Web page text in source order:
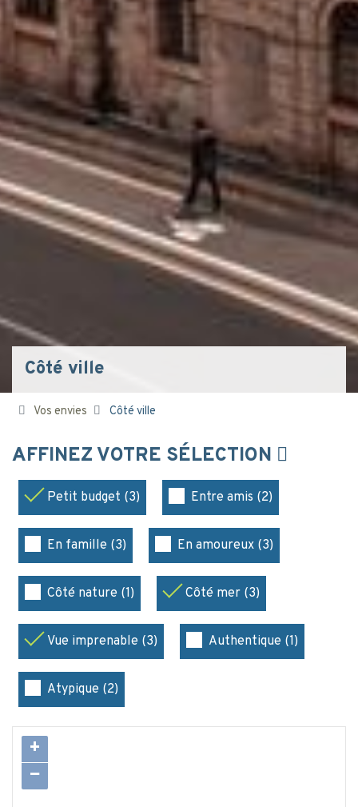
Côté ville
Vos envies Côté ville
AFFINEZ VOTRE SÉLECTION
Petit budget (3) Entre amis (2)
En famille (3) En amoureux (3)
Côté nature (1) Côté mer (3)
Vue imprenable (3) Authentique (1)
Atypique (2)
+
−